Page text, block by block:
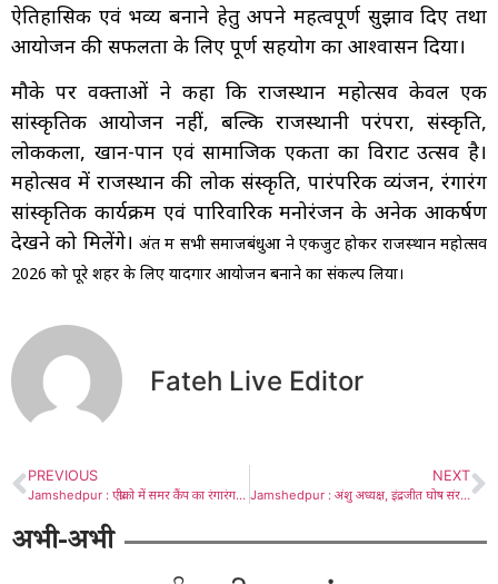
ऐतिहासिक एवं भव्य बनाने हेतु अपने महत्वपूर्ण सुझाव दिए तथा
आयोजन की सफलता के लिए पूर्ण सहयोग का आश्वासन दिया।
मौके पर वक्ताओं ने कहा कि राजस्थान महोत्सव केवल एक
सांस्कृतिक आयोजन नहीं, बल्कि राजस्थानी परंपरा, संस्कृति,
लोककला, खान-पान एवं सामाजिक एकता का विराट उत्सव है।
महोत्सव में राजस्थान की लोक संस्कृति, पारंपरिक व्यंजन, रंगारंग
सांस्कृतिक कार्यक्रम एवं पारिवारिक मनोरंजन के अनेक आकर्षण
देखने को मिलेंगे।अंत में सभी समाजबंधुओं ने एकजुट होकर राजस्थान महोत्सव
2026 को पूरे शहर के लिए यादगार आयोजन बनाने का संकल्प लिया।
Fateh Live Editor
PREVIOUS
Jamshedpur : एग्रीको में समर कैंप का रंगारंग शुभारंभ, 500 बच्चों ने लिया भाग
NEXT
Jamshedpur : अंशु अध्यक्ष, इंद्रजीत घोष संरक्षक व इंद्रजीत चक्रवर्ती बने महासचिव
अभी-अभी